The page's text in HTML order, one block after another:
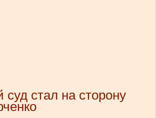
стал на сторону